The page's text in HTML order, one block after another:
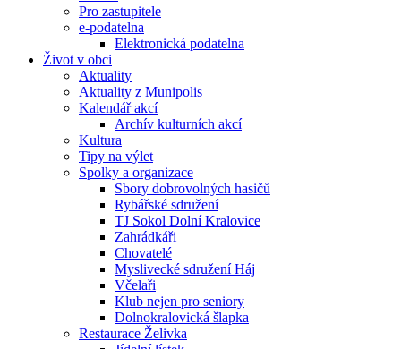
Pro zastupitele
e-podatelna
Elektronická podatelna
Život v obci
Aktuality
Aktuality z Munipolis
Kalendář akcí
Archív kulturních akcí
Kultura
Tipy na výlet
Spolky a organizace
Sbory dobrovolných hasičů
Rybářské sdružení
TJ Sokol Dolní Kralovice
Zahrádkáři
Chovatelé
Myslivecké sdružení Háj
Včelaři
Klub nejen pro seniory
Dolnokralovická šlapka
Restaurace Želivka